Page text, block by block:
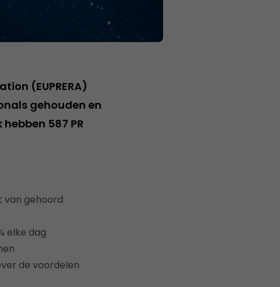
(EUPRERA)
gehouden en
587 PR
van gehoord
elke dag
de voordelen